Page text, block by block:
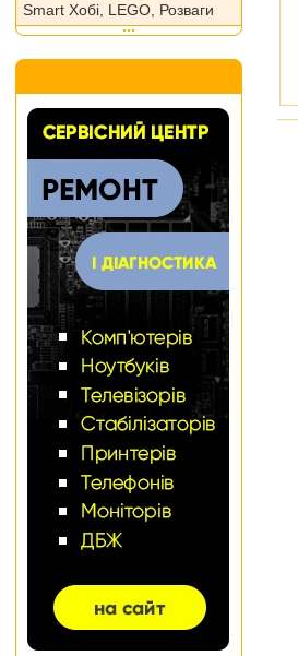
Smart Хобі, LEGO, Розваги